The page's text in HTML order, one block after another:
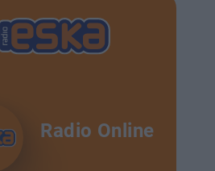
Radio Online